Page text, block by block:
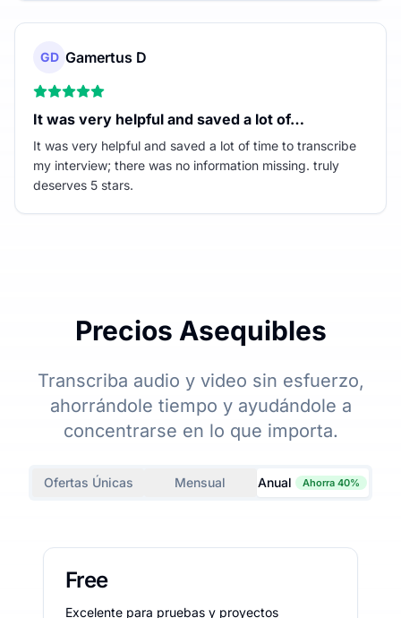
GD Gamertus D
It was very helpful and saved a lot of…
It was very helpful and saved a lot of time to transcribe
my interview; there was no information missing. truly
deserves 5 stars.
Precios Asequibles
Transcriba audio y video sin esfuerzo,
ahorrándole tiempo y ayudándole a
concentrarse en lo que importa.
Ofertas Únicas Mensual Anual Ahorra 40%
Free
Excelente para pruebas y proyectos